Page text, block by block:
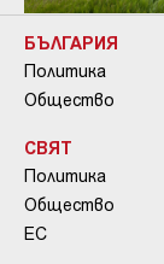
БЪЛГАРИЯ
Политика
Общество
СВЯТ
Политика
Общество
ЕС